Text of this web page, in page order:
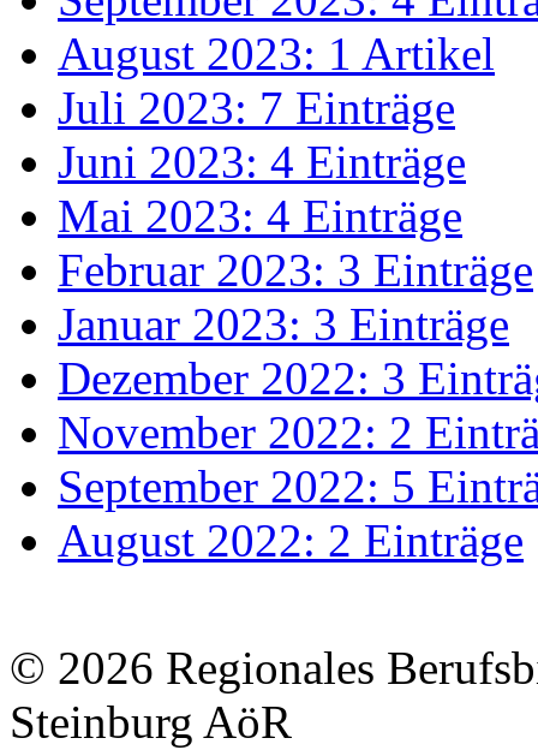
August 2023: 1 Artikel
Juli 2023: 7 Einträge
Juni 2023: 4 Einträge
Mai 2023: 4 Einträge
Februar 2023: 3 Einträge
Januar 2023: 3 Einträge
Dezember 2022: 3
November 2022: 2
September 2022: 5
August 2022: 2 Einträge
© 2026 Regionales
Steinburg AöR